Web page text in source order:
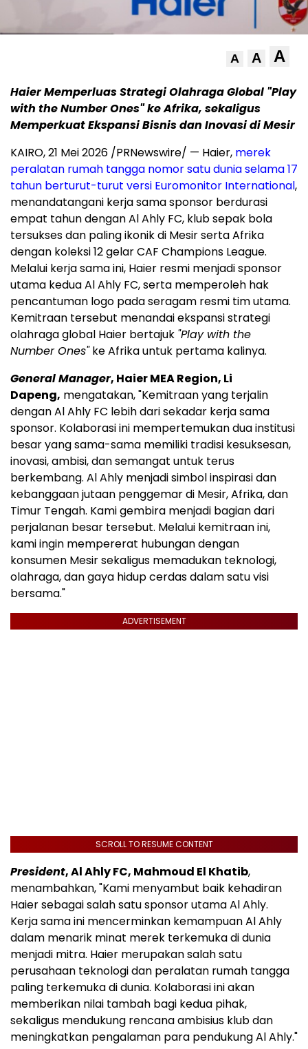
A A A
Haier Memperluas Strategi Olahraga Global "Play
with the Number Ones" ke Afrika, sekaligus
Memperkuat Ekspansi Bisnis dan Inovasi di Mesir
KAIRO, 21 Mei 2026 /PRNewswire/ — Haier, merek
peralatan rumah tangga nomor satu dunia selama 17
tahun berturut-turut versi Euromonitor International,
menandatangani kerja sama sponsor berdurasi
empat tahun dengan Al Ahly FC, klub sepak bola
tersukses dan paling ikonik di Mesir serta Afrika
dengan koleksi 12 gelar CAF Champions League.
Melalui kerja sama ini, Haier resmi menjadi sponsor
utama kedua Al Ahly FC, serta memperoleh hak
pencantuman logo pada seragam resmi tim utama.
Kemitraan tersebut menandai ekspansi strategi
olahraga global Haier bertajuk "Play with the
Number Ones"ke Afrika untuk pertama kalinya.
General Manager, Haier MEA Region, Li
Dapeng, mengatakan, "Kemitraan yang terjalin
dengan Al Ahly FC lebih dari sekadar kerja sama
sponsor. Kolaborasi ini mempertemukan dua institusi
besar yang sama-sama memiliki tradisi kesuksesan,
inovasi, ambisi, dan semangat untuk terus
berkembang. Al Ahly menjadi simbol inspirasi dan
kebanggaan jutaan penggemar di Mesir, Afrika, dan
Timur Tengah. Kami gembira menjadi bagian dari
perjalanan besar tersebut. Melalui kemitraan ini,
kami ingin mempererat hubungan dengan
konsumen Mesir sekaligus memadukan teknologi,
olahraga, dan gaya hidup cerdas dalam satu visi
bersama."
ADVERTISEMENT
SCROLL TO RESUME CONTENT
President, Al Ahly FC, Mahmoud El Khatib,
menambahkan, "Kami menyambut baik kehadiran
Haier sebagai salah satu sponsor utama Al Ahly.
Kerja sama ini mencerminkan kemampuan Al Ahly
dalam menarik minat merek terkemuka di dunia
menjadi mitra. Haier merupakan salah satu
perusahaan teknologi dan peralatan rumah tangga
paling terkemuka di dunia. Kolaborasi ini akan
memberikan nilai tambah bagi kedua pihak,
sekaligus mendukung rencana ambisius klub dan
meningkatkan pengalaman para pendukung Al Ahly."